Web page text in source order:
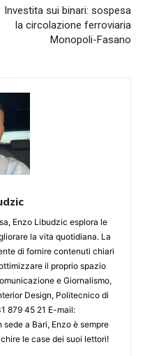
Investita sui binari: sospesa
la circolazione ferroviaria
Monopoli-Fasano
Enzo Libudzic esplora le
la vita quotidiana. La
di fornire contenuti chiari
il proprio spazio
e Giornalismo,
Design, Politecnico di
879 45 21 E-mail:
a Bari, Enzo è sempre
le case dei suoi lettori!